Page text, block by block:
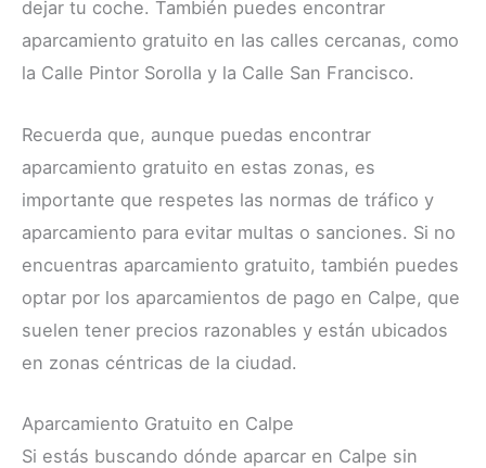
dejar tu coche. También puedes encontrar
aparcamiento gratuito en las calles cercanas, como
la Calle Pintor Sorolla y la Calle San Francisco.
Recuerda que, aunque puedas encontrar
aparcamiento gratuito en estas zonas, es
importante que respetes las normas de tráfico y
aparcamiento para evitar multas o sanciones. Si no
encuentras aparcamiento gratuito, también puedes
optar por los aparcamientos de pago en Calpe, que
suelen tener precios razonables y están ubicados
en zonas céntricas de la ciudad.
Aparcamiento Gratuito en Calpe
Si estás buscando dónde aparcar en Calpe sin